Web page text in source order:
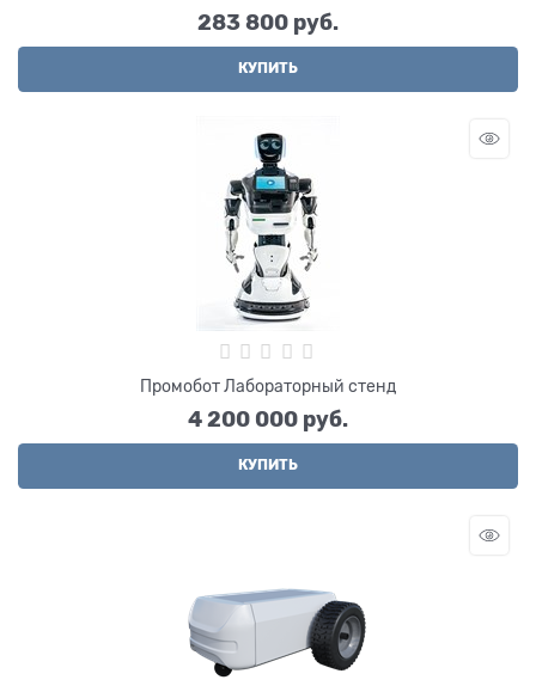
283 800 руб.
КУПИТЬ
Промобот Лабораторный стенд
4 200 000 руб.
КУПИТЬ